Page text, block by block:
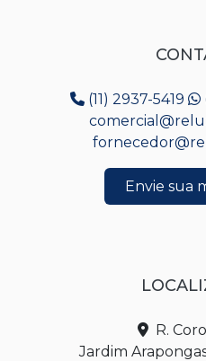
(11) 2937-5419
Envie sua
R.
Jardim